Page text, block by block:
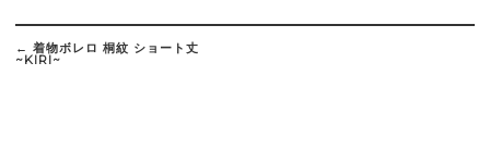
Post
navigation
← 着物ボレロ 桐紋 ショート丈
~KIRI~